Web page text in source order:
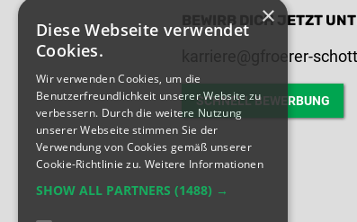
BEWIRB DICH JETZT
karriere@gfroerer-
SCHNELL BEWERBUNG
×
Diese Webseite verwendet
Cookies.
Wir verwenden Cookies, um die
Benutzerfreundlichkeit unserer Website zu
verbessern. Durch die weitere Nutzung
unserer Webseite stimmen Sie der
Verwendung von Cookies gemäß unserer
Cookie-Richtlinie zu. Weitere Informationen
SHOW ALL PARTNERS (1488) →